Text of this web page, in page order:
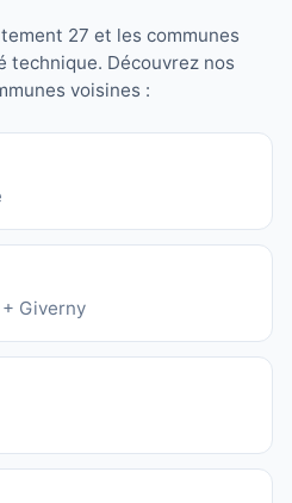
27 et les communes
technique. Découvrez nos
voisines :
+ Giverny